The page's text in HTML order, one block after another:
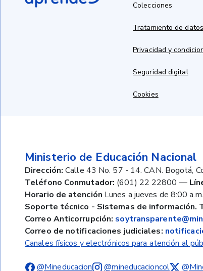
Colecciones
Tratamiento de
Privacidad y
Seguridad digital
Cookies
Ministerio de Educación Nacional
Dirección: Calle 43 No. 57 - 14. CAN. Bogotá,
Teléfono Conmutador: (601) 22 22800 —
Horario de atención Lunes a jueves de 8:00
Soporte técnico - Sistemas de información.
Correo Anticorrupción:
Correo de notificaciones judiciales:
Canales físicos y electrónicos para atención al
@Mineducacion @mineducacioncol